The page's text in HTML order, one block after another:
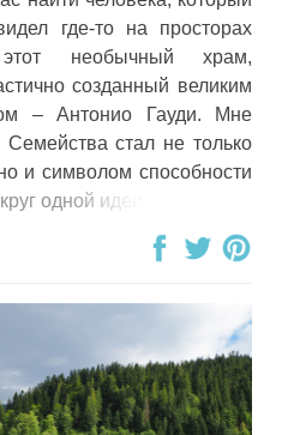
где-то на просторах
необычный храм,
созданный великим
– Антонио Гауди. Мне
стал не только
и символом способности
одной идеи.